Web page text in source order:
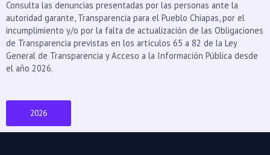
Consulta las denuncias presentadas por las personas ante la
autoridad garante, Transparencia para el Pueblo Chiapas, por el
incumplimiento y/o por la falta de actualización de las Obligaciones
de Transparencia previstas en los artículos 65 a 82 de la Ley
General de Transparencia y Acceso a la Información Pública desde
el año 2026.
2026